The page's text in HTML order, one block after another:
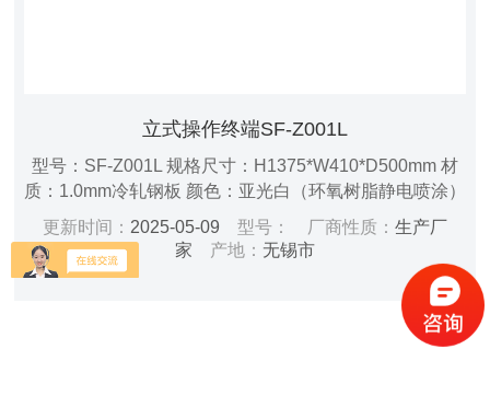
立式操作终端SF-Z001L
型号：SF-Z001L 规格尺寸：H1375*W410*D500mm 材
质：1.0mm冷轧钢板 颜色：亚光白（环氧树脂静电喷涂）
电源：AC 220V/50Hz 功率：50W 通讯接口：支持
RS485、USB、WIFI、4G等多种通讯接口，方便与其他
设备连接 数据存储：16G/32G可选，可存储大量历史数
据，方便查询和分析 硬件功能：15.6寸触摸屏（含摄像/
更新时间： 2025-05-09 型号： 厂商性质： 生产厂
家 产地： 无锡市